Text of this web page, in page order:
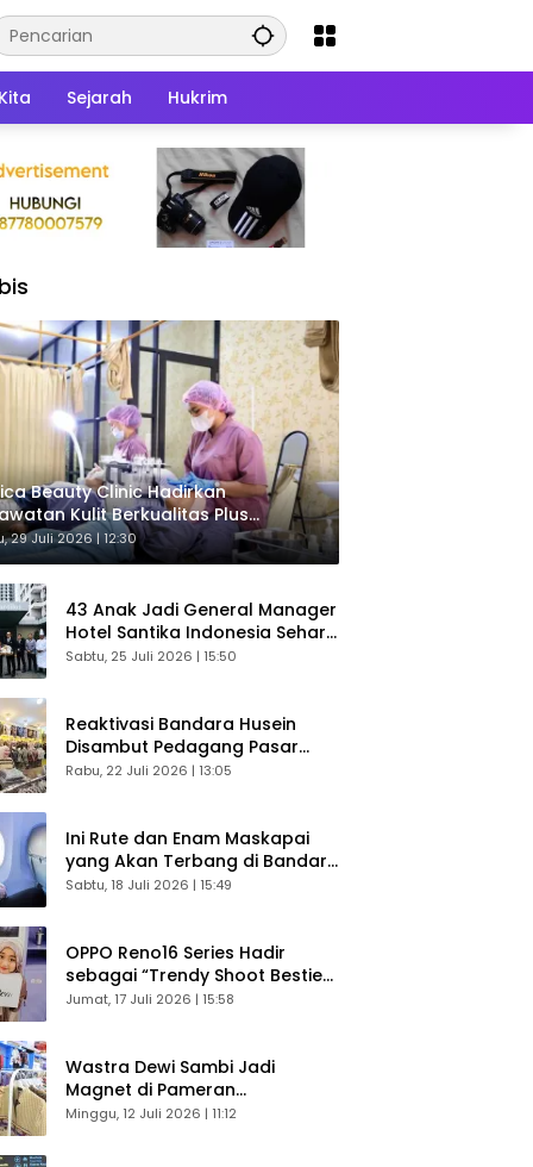
Sejarah Hukrim
Beauty Clinic Hadirkan
Kulit Berkualitas Plus
Gratis
29 Juli 2026 | 12:30
43 Anak Jadi General Manager
Hotel Santika Indonesia Sehari
Sukses Digelar
Sabtu, 25 Juli 2026 | 15:50
Reaktivasi Bandara Husein
Disambut Pedagang Pasar
Baru, Diyakini Bangkitkan
Rabu, 22 Juli 2026 | 13:05
Ini Rute dan Enam Maskapai
yang Akan Terbang di Bandara
Husein Sastranegara
Sabtu, 18 Juli 2026 | 15:49
OPPO Reno16 Series Hadir
sebagai “Trendy Shoot Bestie”,
Bikin Konten Kreator Makin
Jumat, 17 Juli 2026 | 15:58
Wastra Dewi Sambi Jadi
Magnet di Pameran
Dekranasda, Banyak Diminati
Minggu, 12 Juli 2026 | 11:12